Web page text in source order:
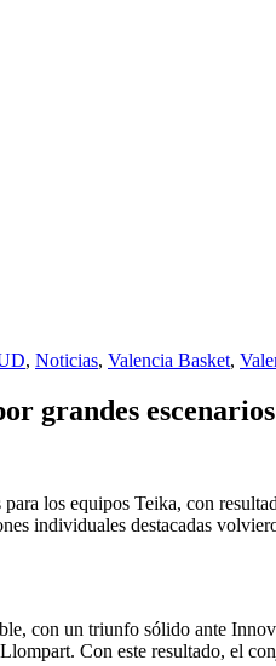
, Noticias, Valencia Basket,
grandes
los equipos Teika, con
individuales destacadas
con un triunfo sólido ante
Con este resultado, el